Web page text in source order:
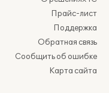
Прайс-лист
Поддержка
Обратная связь
Сообщить об ошибке
Карта сайта